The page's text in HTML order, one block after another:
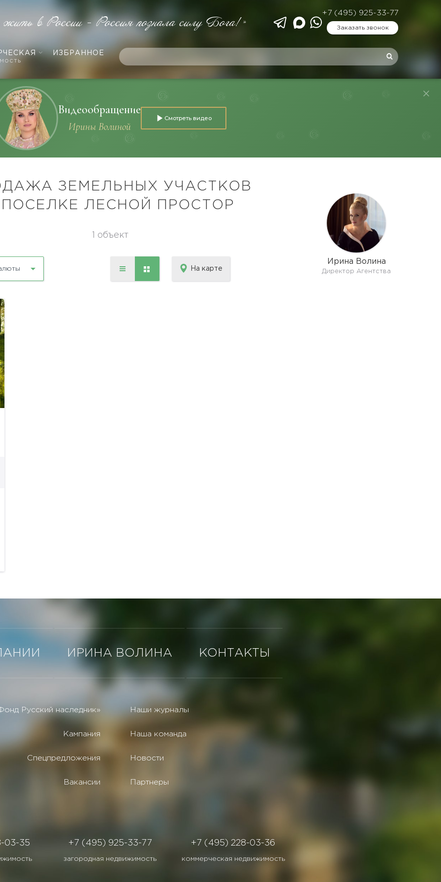
ИЗБРАННОЕ
жить в России - Россия познала силу Бога!»
+7 (495) 925-33-77
Заказать звонок
Видеообращение
Ирины Волиной
Смотреть видео
ЗЕМЕЛЬНЫХ УЧАСТКОВ
ПОСЕЛКЕ ЛЕСНОЙ ПРОСТОР
1 объект
На карте
Ирина Волина
Директор Агентства
ИРИНА ВОЛИНА КОНТАКТЫ
Русский наследник»
Кампания
Спецпредложения
Вакансии
Наши журналы
Наша команда
Новости
Партнеры
03-35 +7 (495) 925-33-77
загородная недвижимость
+7 (495) 228-03-36
коммерческая недвижимость